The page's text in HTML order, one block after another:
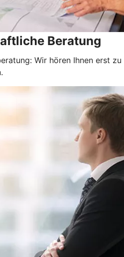
Beratung
Wir hören Ihnen erst zu